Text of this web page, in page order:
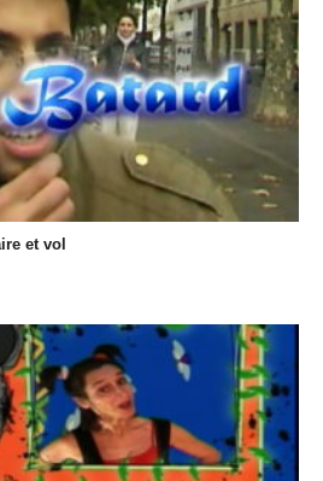
et vol